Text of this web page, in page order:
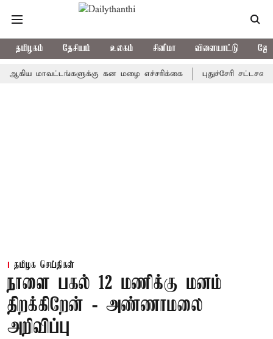
தமிழகம் தேசியம் உலகம் சினிமா விளையாட்டு
மாவட்டங்களுக்கு கன மழை எச்சரிக்கை புதுச்சேரி சட்டசபையில்
தமிழக செய்திகள்
நாளை பகல் 12 மணிக்கு மனம்
திறக்கிறேன் - அண்ணாமலை
அறிவிப்பு